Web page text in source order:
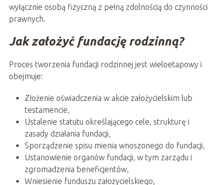
wyłącznie osobą fizyczną z pełną zdolnością do czynności
prawnych.
Jak założyć fundację rodzinną?
Proces tworzenia fundacji rodzinnej jest wieloetapowy i
obejmuje:
Złożenie oświadczenia w akcie założycielskim lub
testamencie,
Ustalenie statutu określającego cele, strukturę i
zasady działania fundacji,
Sporządzenie spisu mienia wnoszonego do fundacji,
Ustanowienie organów fundacji, w tym zarządu i
zgromadzenia beneficjentów,
Wniesienie funduszu założycielskiego,